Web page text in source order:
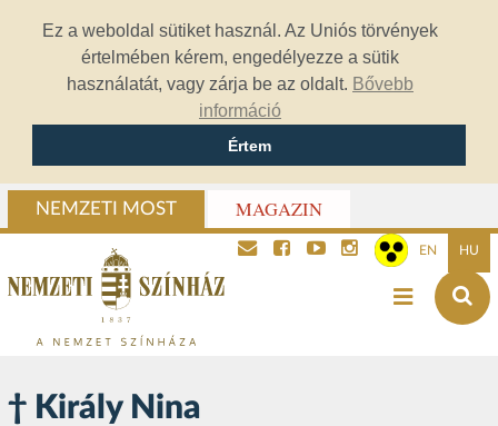
Ez a weboldal sütiket használ. Az Uniós törvények
értelmében kérem, engedélyezze a sütik
használatát, vagy zárja be az oldalt. Bővebb
információ
Értem
NEMZETI MOST MAGAZIN
EN HU
† Király Nina